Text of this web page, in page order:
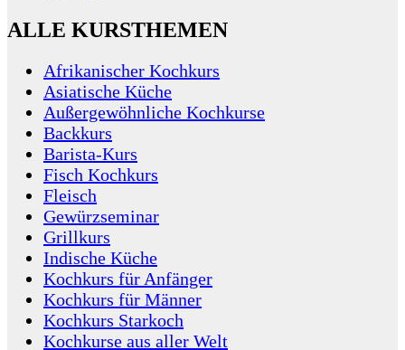
ALLE KURSTHEMEN
Afrikanischer Kochkurs
Asiatische Küche
Außergewöhnliche Kochkurse
Backkurs
Barista-Kurs
Fisch Kochkurs
Fleisch
Gewürzseminar
Grillkurs
Indische Küche
Kochkurs für Anfänger
Kochkurs für Männer
Kochkurs Starkoch
Kochkurse aus aller Welt